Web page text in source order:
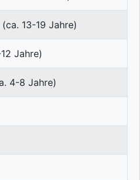
13-19 Jahre)
Jahre)
4-8 Jahre)